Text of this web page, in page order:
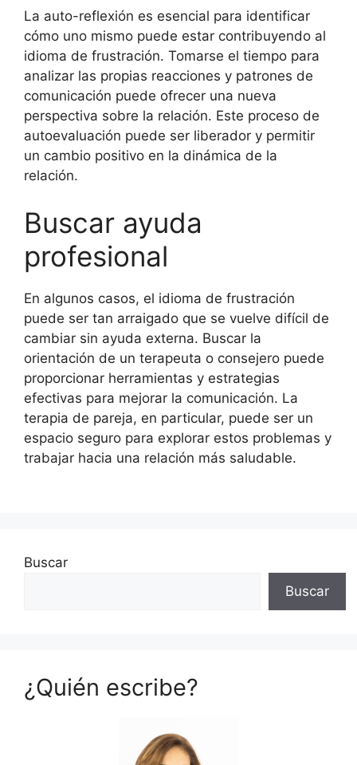
La auto-reflexión es esencial para identificar
cómo uno mismo puede estar contribuyendo al
idioma de frustración. Tomarse el tiempo para
analizar las propias reacciones y patrones de
comunicación puede ofrecer una nueva
perspectiva sobre la relación. Este proceso de
autoevaluación puede ser liberador y permitir
un cambio positivo en la dinámica de la
relación.
Buscar ayuda
profesional
En algunos casos, el idioma de frustración
puede ser tan arraigado que se vuelve difícil de
cambiar sin ayuda externa. Buscar la
orientación de un terapeuta o consejero puede
proporcionar herramientas y estrategias
efectivas para mejorar la comunicación. La
terapia de pareja, en particular, puede ser un
espacio seguro para explorar estos problemas y
trabajar hacia una relación más saludable.
Buscar
Buscar
¿Quién escribe?